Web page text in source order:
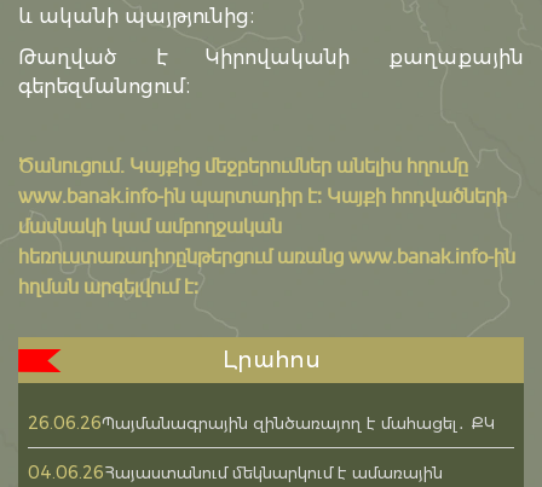
և ականի պայթյունից։
Թաղված է Կիրովականի քաղաքային
գերեզմանոցում։
Ծանուցում․ Կայքից մեջբերումներ անելիս հղումը
www.banak.info-ին պարտադիր է: Կայքի հոդվածների
մասնակի կամ ամբողջական
հեռուստառադիոընթերցում առանց www.banak.info-ին
հղման արգելվում է:
Լրահոս
26.06.26Պայմանագրային զինծառայող է մահացել․ ՔԿ
04.06.26Հայաստանում մեկնարկում է ամառային